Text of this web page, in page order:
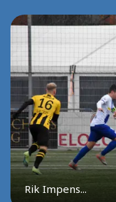
Rik Impens...